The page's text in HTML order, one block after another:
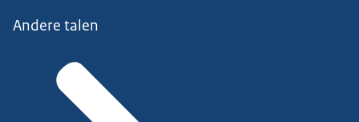
Andere talen